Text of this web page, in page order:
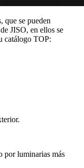
que se pueden
JISO, en ellos se
catálogo TOP:
por luminarias más